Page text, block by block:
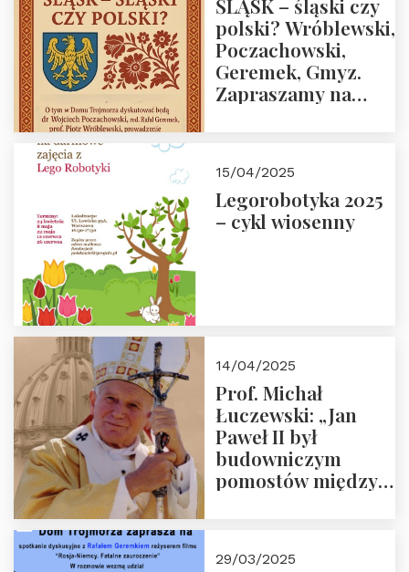
ŚLĄSK – śląski czy
polski? Wróblewski,
Poczachowski,
Geremek, Gmyz.
Zapraszamy na
Trójmorza.
15/04/2025
Legorobotyka 2025
– cykl wiosenny
14/04/2025
Prof. Michał
Łuczewski: „Jan
Paweł II był
budowniczym
pomostów między
29/03/2025